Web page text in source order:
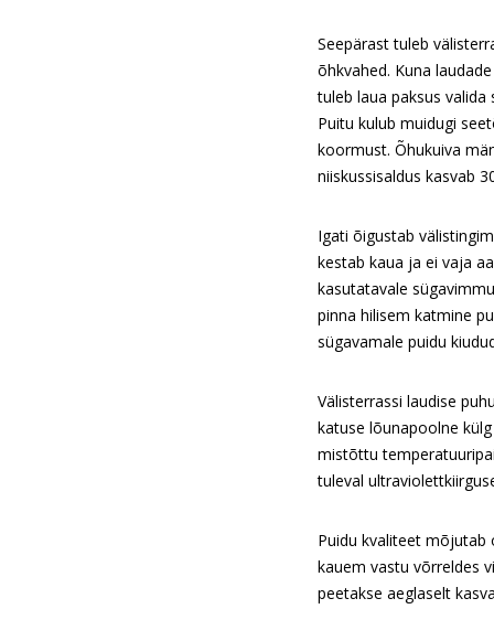
Seepärast tuleb
õhkvahed. Kuna
tuleb laua paksus
Puitu kulub muidugi
koormust. Õhukuiva
niiskussisaldus kasvab
Igati õigustab
kestab kaua ja ei vaja
kasutatavale
pinna hilisem katmine
sügavamale puidu
Välisterrassi laudise
katuse lõunapoolne
mistõttu
tuleval
Puidu kvaliteet mõjutab
kauem vastu võrreldes
peetakse aeglaselt